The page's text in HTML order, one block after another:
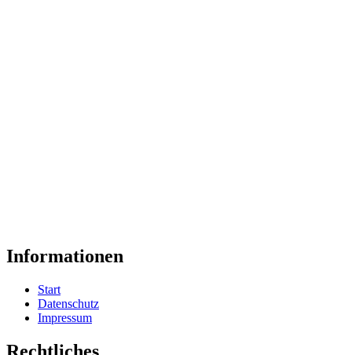
Informationen
Start
Datenschutz
Impressum